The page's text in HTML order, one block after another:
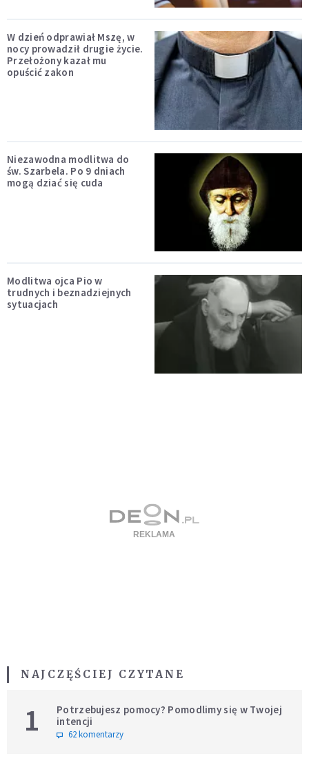
W dzień odprawiał Mszę, w
nocy prowadził drugie życie.
Przełożony kazał mu
opuścić zakon
Niezawodna modlitwa do
św. Szarbela. Po 9 dniach
mogą dziać się cuda
Modlitwa ojca Pio w
trudnych i beznadziejnych
sytuacjach
NAJCZĘŚCIEJ CZYTANE
1
Potrzebujesz pomocy? Pomodlimy się w Twojej
intencji
62 komentarzy